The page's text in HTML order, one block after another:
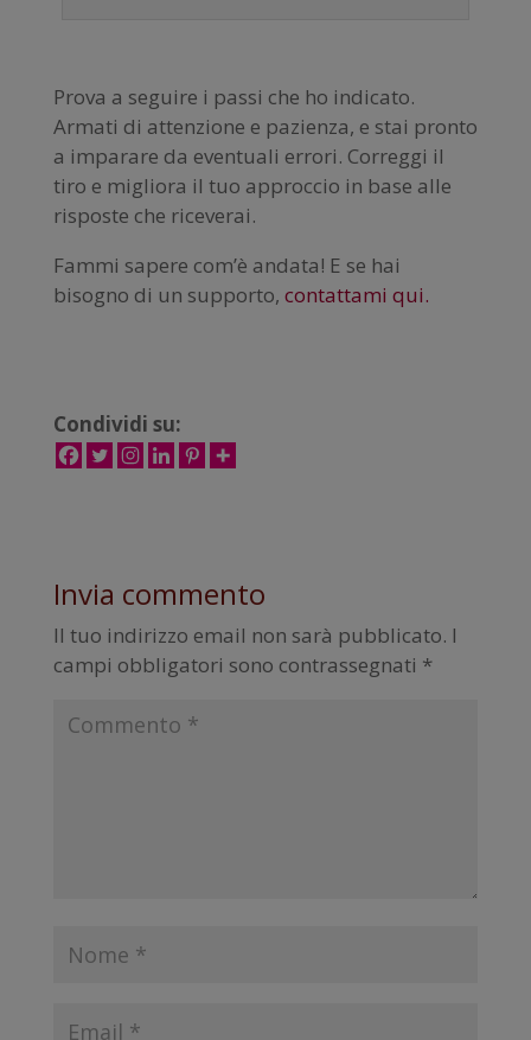
Prova a seguire i passi che ho indicato.
Armati di attenzione e pazienza, e stai pronto
a imparare da eventuali errori. Correggi il
tiro e migliora il tuo approccio in base alle
risposte che riceverai.
Fammi sapere com’è andata! E se hai
bisogno di un supporto, contattami qui.
Condividi su:
Invia commento
Il tuo indirizzo email non sarà pubblicato. I
campi obbligatori sono contrassegnati *